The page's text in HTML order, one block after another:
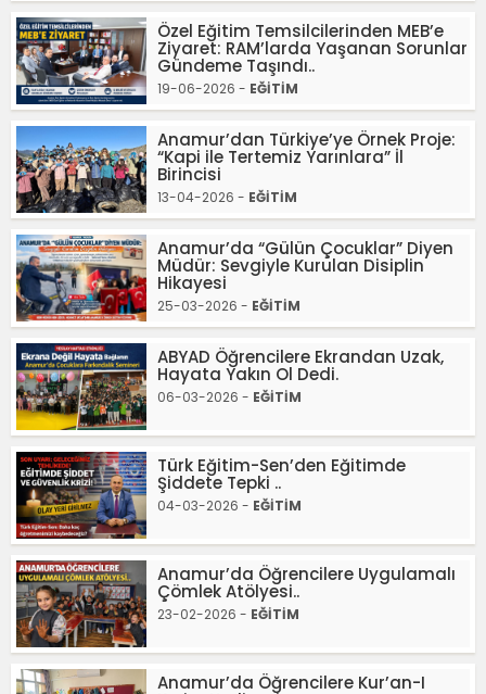
Özel Eğitim Temsilcilerinden MEB’e
Ziyaret: RAM’larda Yaşanan Sorunlar
Gündeme Taşındı..
19-06-2026 - EĞİTİM
Anamur’dan Türkiye’ye Örnek Proje:
“Kapi ile Tertemiz Yarınlara” İl
Birincisi
13-04-2026 - EĞİTİM
Anamur’da “Gülün Çocuklar” Diyen
Müdür: Sevgiyle Kurulan Disiplin
Hikayesi
25-03-2026 - EĞİTİM
ABYAD Öğrencilere Ekrandan Uzak,
Hayata Yakın Ol Dedi.
06-03-2026 - EĞİTİM
Türk Eğitim-Sen’den Eğitimde
Şiddete Tepki ..
04-03-2026 - EĞİTİM
Anamur’da Öğrencilere Uygulamalı
Çömlek Atölyesi..
23-02-2026 - EĞİTİM
Anamur’da Öğrencilere Kur’an-I